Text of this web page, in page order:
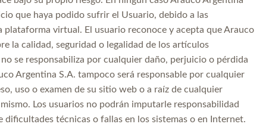
que haya podido sufrir el Usuario, debido a las
virtual. El usuario reconoce y acepta que Arauco
la calidad, seguridad o legalidad de los artículos
se responsabiliza por cualquier daño, perjuicio o pérdida
Argentina S.A. tampoco será responsable por cualquier
uso o examen de su sitio web o a raíz de cualquier
Los usuarios no podrán imputarle responsabilidad
técnicas o fallas en los sistemas o en Internet.